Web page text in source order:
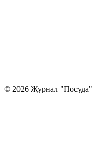
© 2026 Журнал "Посуда" |